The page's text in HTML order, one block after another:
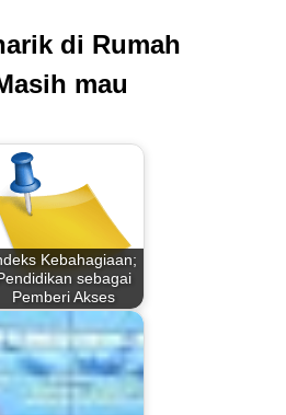
di Rumah
mau
Kebahagiaan;
sebagai
Pemberi Akses